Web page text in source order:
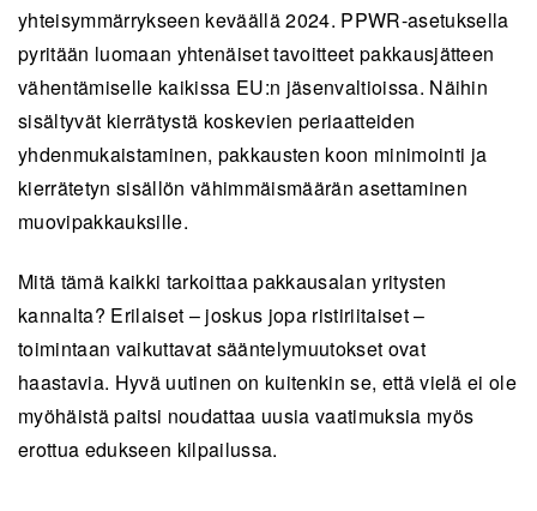
yhteisymmärrykseen keväällä 2024. PPWR-asetuksella
pyritään luomaan yhtenäiset tavoitteet pakkausjätteen
vähentämiselle kaikissa EU:n jäsenvaltioissa. Näihin
sisältyvät kierrätystä koskevien periaatteiden
yhdenmukaistaminen, pakkausten koon minimointi ja
kierrätetyn sisällön vähimmäismäärän asettaminen
muovipakkauksille.
Mitä tämä kaikki tarkoittaa pakkausalan yritysten
kannalta? Erilaiset – joskus jopa ristiriitaiset –
toimintaan vaikuttavat sääntelymuutokset ovat
haastavia. Hyvä uutinen on kuitenkin se, että vielä ei ole
myöhäistä paitsi noudattaa uusia vaatimuksia myös
erottua edukseen kilpailussa.